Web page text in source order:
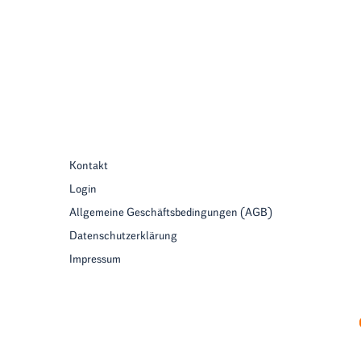
Kontakt
Login
Allgemeine Geschäftsbedingungen (AGB)
Datenschutzerklärung
Impressum